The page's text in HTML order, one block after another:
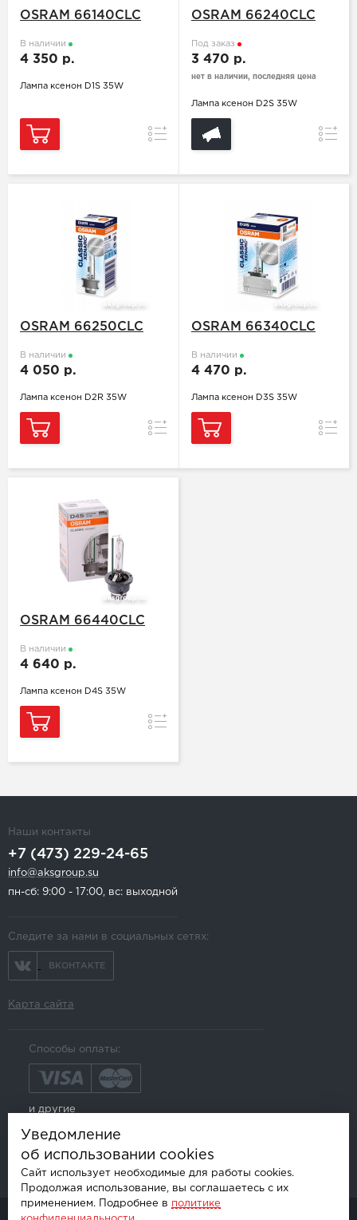
OSRAM 66140CLC
В наличии
4 350 р.
Лампа ксенон D1S 35W
Сравнение
OSRAM 66240CLC
Под заказ
3 470 р.
нет в наличии, последняя цена
Лампа ксенон D2S 35W
OSRAM 66250CLC
В наличии
4 050 р.
Лампа ксенон D2R 35W
Сравнение
OSRAM 66340CLC
В наличии
4 470 р.
Лампа ксенон D3S 35W
OSRAM 66440CLC
В наличии
4 640 р.
Лампа ксенон D4S 35W
Сравнение
Наши контакты
+7 (473) 229-24-65
info@aksgroup.su
пн-сб: 9:00 - 17:00, вс: выходной
Следите за нами в социальных сетях:
ВКОНТАКТЕ
Карта сайта
Способы оплаты:
и другие
Уведомление
об использовании cookies
Сайт использует необходимые для работы cookies.
Продолжая использование, вы соглашаетесь с их
применением. Подробнее в политике